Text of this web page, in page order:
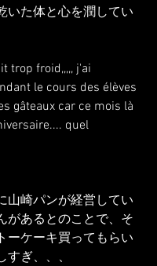
いた体と心を潤してい
trop froid,,,,, j'ai
le cours des élèves
gâteaux car ce mois là
quel
山崎パンが経営してい
があるとのことで、そ
ーケーキ買ってもらい
すぎ、、、